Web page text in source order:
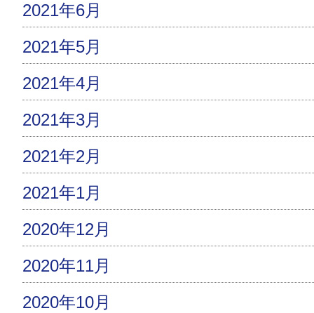
2021年6月
2021年5月
2021年4月
2021年3月
2021年2月
2021年1月
2020年12月
2020年11月
2020年10月